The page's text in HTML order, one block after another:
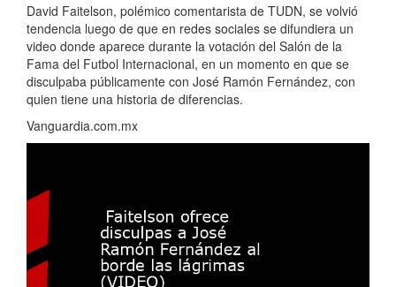
David Faitelson, polémico comentarista de TUDN, se volvió
tendencia luego de que en redes sociales se difundiera un
video donde aparece durante la votación del Salón de la
Fama del Futbol Internacional, en un momento en que se
disculpaba públicamente con José Ramón Fernández, con
quien tiene una historia de diferencias.
Vanguardia.com.mx